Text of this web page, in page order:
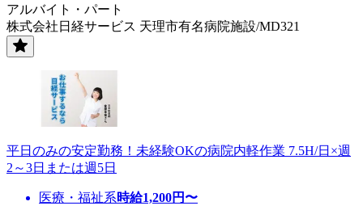
アルバイト・パート
株式会社日経サービス 天理市有名病院施設/MD321
平日のみの安定勤務！未経験OKの病院内軽作業 7.5H/日×週
2～3日または週5日
医療・福祉系時給1,200円〜